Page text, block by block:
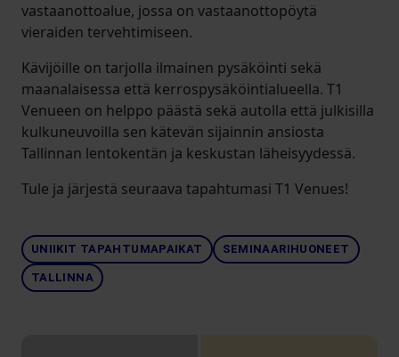
vastaanottoalue, jossa on vastaanottopöytä
vieraiden tervehtimiseen.
Kävijöille on tarjolla ilmainen pysäköinti sekä
maanalaisessa että kerrospysäköintialueella. T1
Venueen on helppo päästä sekä autolla että julkisilla
kulkuneuvoilla sen kätevän sijainnin ansiosta
Tallinnan lentokentän ja keskustan läheisyydessä.
Tule ja järjestä seuraava tapahtumasi T1 Venues!
UNIIKIT TAPAHTUMAPAIKAT SEMINAARIHUONEET
TALLINNA